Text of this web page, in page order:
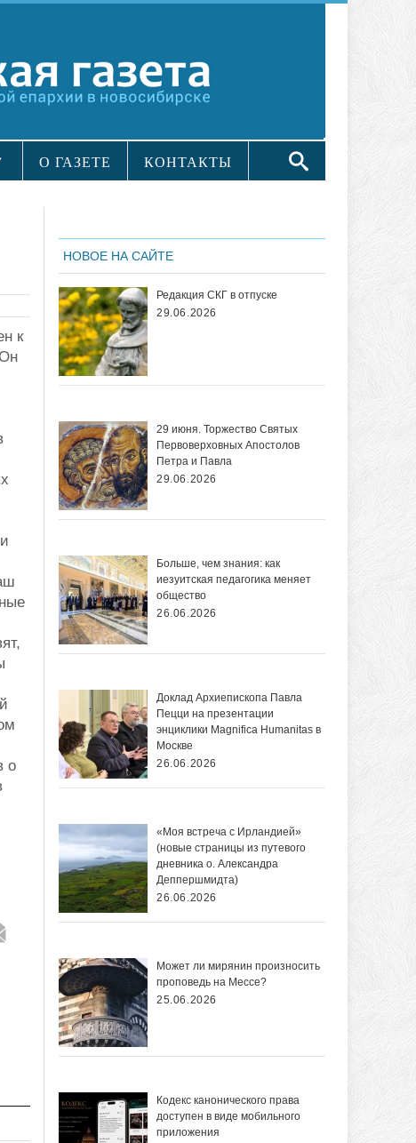
О ГАЗЕТЕ КОНТАКТЫ
к
о
НОВОЕ НА САЙТЕ
Редакция СКГ в отпуске
29.06.2026
29 июня. Торжество Святых
Первоверховных Апостолов
Петра и Павла
29.06.2026
Больше, чем знания: как
иезуитская педагогика меняет
общество
26.06.2026
Доклад Архиепископа Павла
Пецци на презентации
энциклики Magnifica Нumanitas в
Москве
26.06.2026
«Моя встреча с Ирландией»
(новые страницы из путевого
дневника о. Александра
Деппершмидта)
26.06.2026
Может ли мирянин произносить
проповедь на Мессе?
25.06.2026
Кодекс канонического права
доступен в виде мобильного
приложения